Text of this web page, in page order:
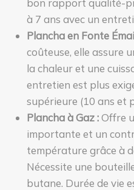
bon rapport qualité-
à 7 ans avec un
Plancha en Fonte
coûteuse, elle assure
la chaleur et une
entretien est plus
supérieure (10 ans et
Plancha à Gaz :Offre
importante et un
température grâce à
Nécessite une
butane. Durée de vie